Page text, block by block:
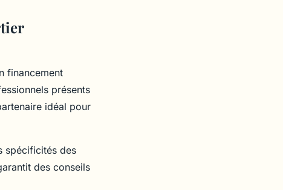
financement
présents
idéal pour
spécificités des
des conseils